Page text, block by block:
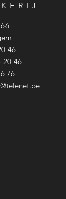
46
20 46
76